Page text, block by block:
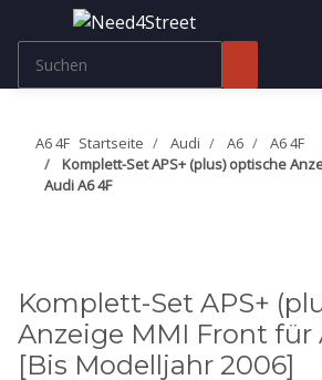
A6 4F Startseite Audi A6
A6 4F
Komplett-Set APS+ (plus) optische
Audi A6 4F
Komplett-Set APS+
Anzeige MMI Front für
[Bis Modelljahr 2006]